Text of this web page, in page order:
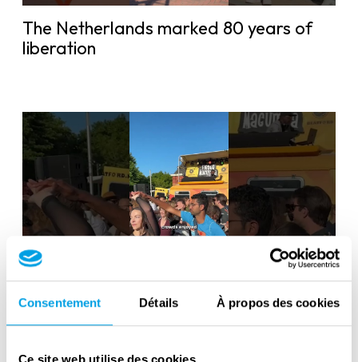
Consentement Détails À propos des cookies
Ce site web utilise des cookies.
The Netherlands marked 80 years of
liberation
Liberation Day in the Netherlands: 80
years of freedom